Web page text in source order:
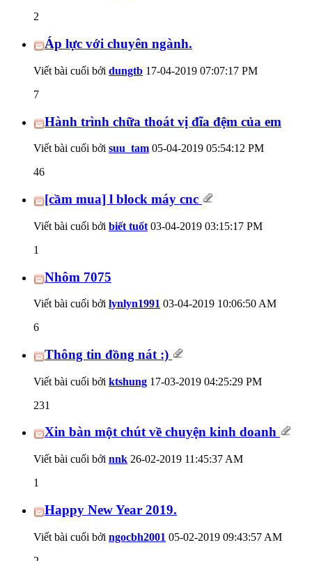
2
Áp lực với chuyên ngành.
Viết bài cuối bởi dungtb 17-04-2019 07:07:17 PM
7
Hành trình chữa thoát vị đĩa đệm của em
Viết bài cuối bởi suu_tam 05-04-2019 05:54:12 PM
46
[cầm mua] l block máy cnc
Viết bài cuối bởi biết tuốt 03-04-2019 03:15:17 PM
1
Nhôm 7075
Viết bài cuối bởi lynlyn1991 03-04-2019 10:06:50 AM
6
Thông tin đồng nát :)
Viết bài cuối bởi ktshung 17-03-2019 04:25:29 PM
231
Xin bàn một chút về chuyện kinh doanh
Viết bài cuối bởi nnk 26-02-2019 11:45:37 AM
1
Happy New Year 2019.
Viết bài cuối bởi ngocbh2001 05-02-2019 09:43:57 AM